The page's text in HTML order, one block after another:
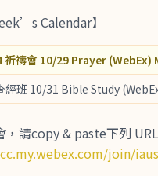
Calendar】
祈禱會 10/29 Prayer (WebEx)
經班 10/31 Bible Study
，請copy & paste下列
join/